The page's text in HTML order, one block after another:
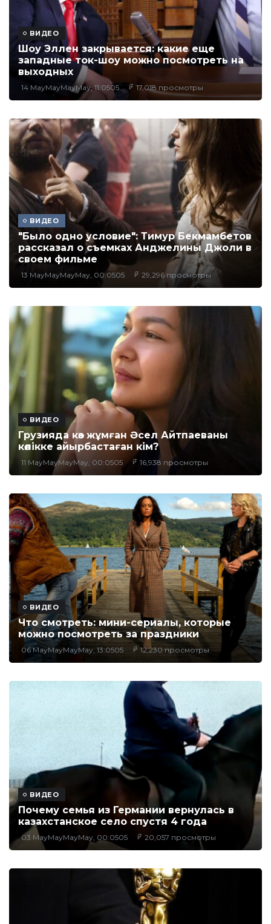
ВИДЕО
Шоу Эллен закрывается: какие еще
западные ток-шоу можно посмотреть на
выходных
14 MayMayMayMay, 11:0505 17,018 просмотры
ВИДЕО
"Было одно условие": Тимур Бекмамбетов
рассказал о съемках Анджелины Джоли в
своем фильме
13 MayMayMayMay, 00:0505 29,296 просмотры
ВИДЕО
Грузияда көз жұмған Әсел Айтпаеваны
көлікке айырбастаған кім?
11 MayMayMayMay, 00:0505 16,938 просмотры
ВИДЕО
Что смотреть: мини-сериалы, которые
можно посмотреть за праздники
06 MayMayMayMay, 13:0505 12,230 просмотры
ВИДЕО
Почему семья из Германии вернулась в
казахстанское село спустя 4 года
03 MayMayMayMay, 00:0505 20,057 просмотры